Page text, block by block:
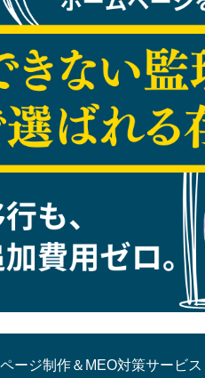
ージ制作＆MEO対策サービス